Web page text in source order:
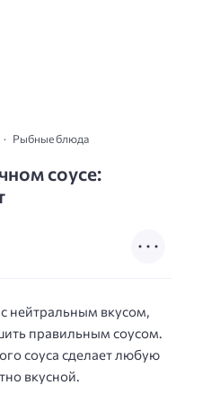
Рыбные блюда
соусе:
нейтральным вкусом,
правильным соусом.
соуса сделает любую
вкусной.